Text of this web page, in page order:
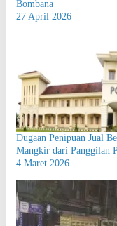
Bombana
27 April 2026
Dugaan Penipuan Jual
Mangkir dari Panggilan
4 Maret 2026